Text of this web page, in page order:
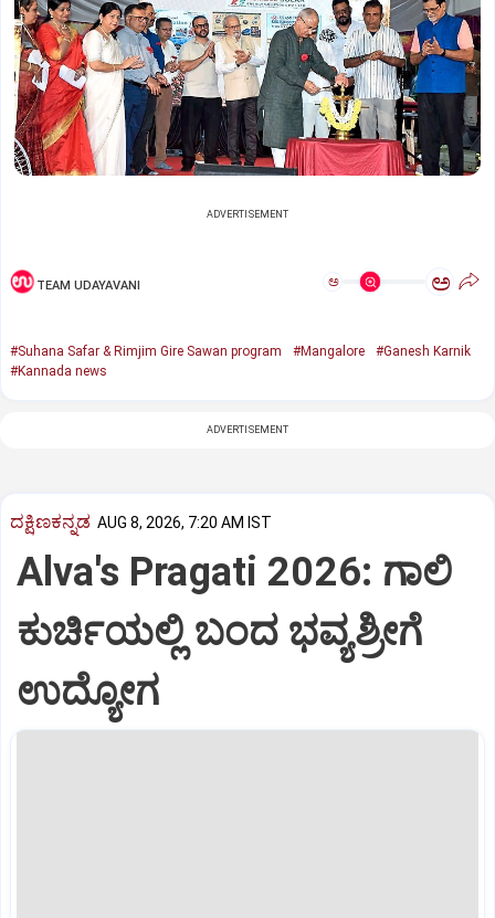
ADVERTISEMENT
TEAM UDAYAVANI ಅ ಅ
#Suhana Safar & Rimjim Gire Sawan program #Mangalore
#Ganesh Karnik
#Kannada news
ADVERTISEMENT
ದಕ್ಷಿಣಕನ್ನಡ AUG 8, 2026, 7:20 AM IST
Alva's Pragati 2026: ಗಾಲಿ
ಕುರ್ಚಿಯಲ್ಲಿ ಬಂದ ಭವ್ಯಶ್ರೀಗೆ
ಉದ್ಯೋಗ